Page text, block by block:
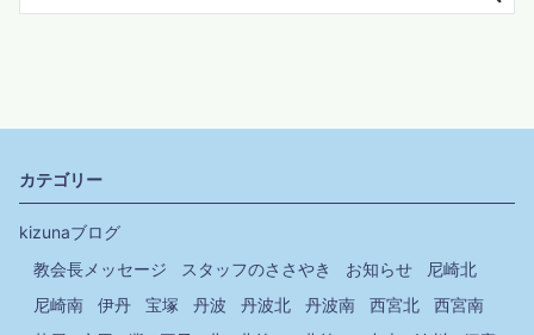
カテゴリー
kizunaブログ
教会長メッセージ
スタッフのささやき お知らせ
尼崎北
尼崎南
伊丹 宝塚 丹波 丹波北 丹波南 西宮北
西宮南